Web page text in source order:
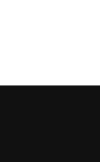
«Siamo a buon